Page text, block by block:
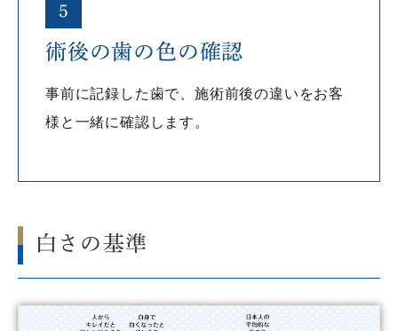
5
術後の歯の色の確認
事前に記録した歯で、施術前後の違いをお客
様と一緒に確認します。
白さの基準